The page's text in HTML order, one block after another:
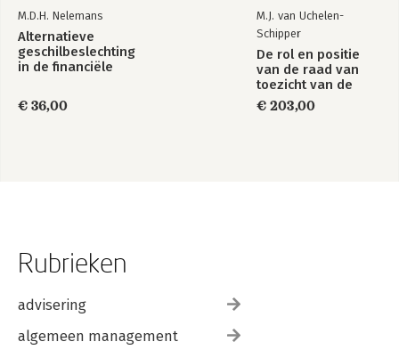
M.D.H. Nelemans
Alternatieve
geschilbeslechting
in de financiële
€ 36,00
M.J. van Uchelen-
Schipper
De rol en positie
van de raad van
toezicht van de
stichting
€ 203,00
Rubrieken
advisering
algemeen management